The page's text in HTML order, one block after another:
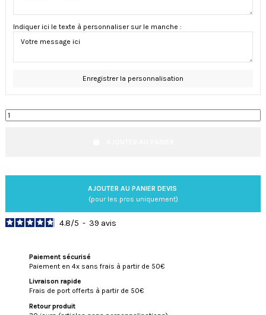
Indiquer ici le texte à personnaliser sur le manche :
Enregistrer la personnalisation
AJOUTER AU PANIER DEVIS
(pour les pros uniquement)
4.8/5 - 39 avis
Paiement sécurisé
Paiement en 4x sans frais à partir de 50€
Livraison rapide
Frais de port offerts à partir de 50€
Retour produit